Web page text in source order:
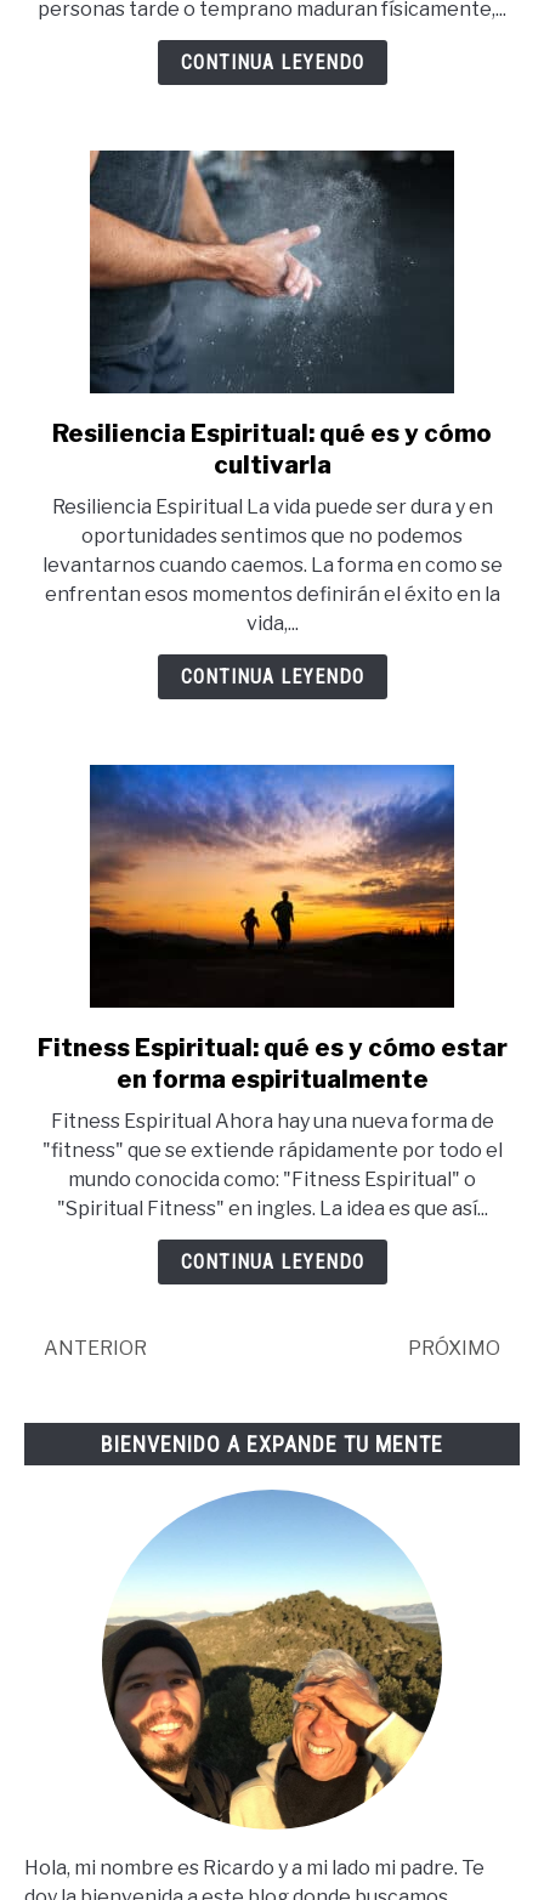
y
cómo
personas tarde o temprano maduran físicamente,...
CONTINUA LEYENDO
link
to
Espiritual:
qué
es
y
cómo
cultivarla
Resiliencia Espiritual: qué es y cómo
cultivarla
Resiliencia Espiritual La vida puede ser dura y en
oportunidades sentimos que no podemos
levantarnos cuando caemos. La forma en como se
enfrentan esos momentos definirán el éxito en la
vida,...
CONTINUA LEYENDO
link
to
Espiritual:
qué
es
y
cómo
Fitness Espiritual: qué es y cómo estar
en forma espiritualmente
Fitness Espiritual Ahora hay una nueva forma de
"fitness" que se extiende rápidamente por todo el
mundo conocida como: "Fitness Espiritual" o
"Spiritual Fitness" en ingles. La idea es que así...
CONTINUA LEYENDO
ANTERIOR PRÓXIMO
BIENVENIDO A EXPANDE TU MENTE
Hola, mi nombre es Ricardo y a mi lado mi padre. Te